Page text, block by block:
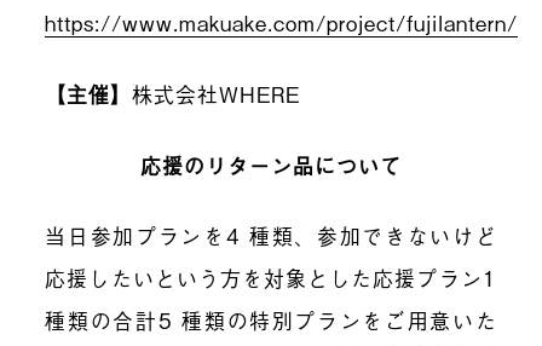
https://www.makuake.com/project/fujilantern/
【主催】株式会社WHERE
応援のリターン品について
当日参加プランを 4種類、参加できないけど
応援したいという方を対象とした応援プラン 1
種類の合計5種類の特別プランをご用意いた